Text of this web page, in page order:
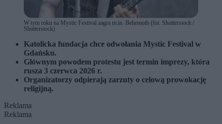
W tym roku na Mystic Festival zagra m.in. Behemoth (fot. Shutterstock /
Shutterstock)
Katolicka fundacja chce odwołania Mystic Festival w
Gdańsku.
Głównym powodem protestu jest termin imprezy, która
rusza 3 czerwca 2026 r.
Organizatorzy odpierają zarzuty o celową prowokację
religijną.
Reklama
Reklama